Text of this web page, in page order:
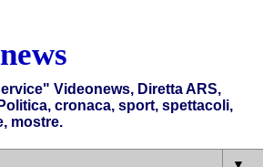
Videonews, Diretta ARS,
cronaca, sport, spettacoli,
mostre.